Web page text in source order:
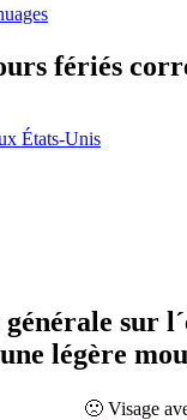
fériés
États-Unis
sur
légère
🙁 Visage